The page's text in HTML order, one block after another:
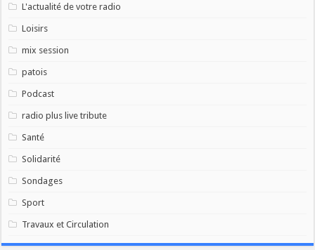
L'actualité de votre radio
Loisirs
mix session
patois
Podcast
radio plus live tribute
Santé
Solidarité
Sondages
Sport
Travaux et Circulation